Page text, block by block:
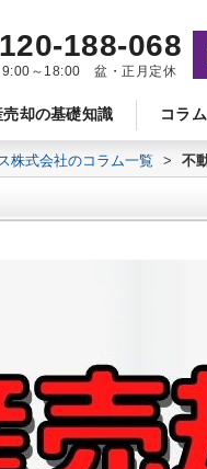
却の基礎知識 コラム
188-068
9:00～18:00 盆・正月定休
株式会社のコラム一覧 > 不